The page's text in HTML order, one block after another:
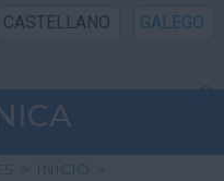
CASTELLANO GALEGO
> INICIO
>